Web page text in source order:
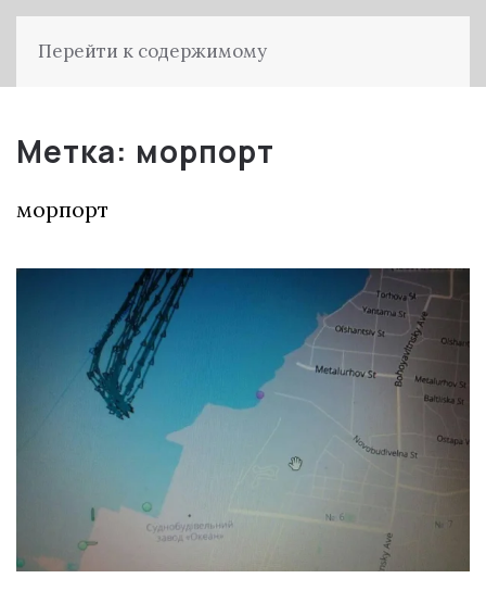
Перейти к содержимому
Метка: морпорт
морпорт